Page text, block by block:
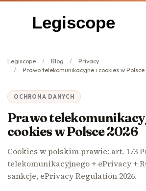
Legiscope
Legiscope Blog
Privacy
Prawo telekomunikacyjne i cookies w Polsce
OCHRONA DANYCH
Prawo
cookies w Polsce 2026
Cookies w polskim prawie: art. 173
telekomunikacyjnego + ePrivacy +
sankcje, ePrivacy Regulation 2026.